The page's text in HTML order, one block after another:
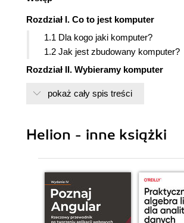
Rozdział I. Co to jest komputer
1.1 Dla kogo jaki komputer?
1.2 Jak jest zbudowany komputer?
Rozdział II. Wybieramy komputer
2.1 Wybieramy procesor
80286
80486
Pentium
Procesory - Intel i inni -
Parę słów o rachunkach za
wszystkim z przydomkiem
pokaż cały spis treści
Helion - inne książki